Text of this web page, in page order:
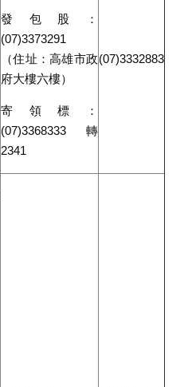
發包股：
(07)3373291
（住址：高雄市政
府大樓六樓）
寄領標：
(07)3368333轉
2341
(07)3332883